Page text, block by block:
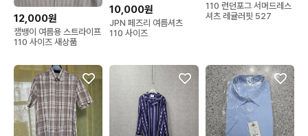
12,000원
잼뱅이 여름용 스트라이프
110 사이즈 새상품
10,000원
JPN 페즈리 여름셔츠
110 사이즈
110 런던포그 서머드레스
셔츠 레귤러핏 527